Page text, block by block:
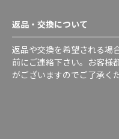
返品・交換について
返品や交換を希望される場
前にご連絡下さい。お客様
がございますのでご了承く